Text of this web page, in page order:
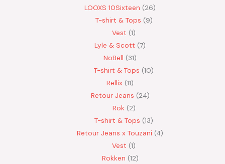
LOOXS 10Sixteen
26
T-shirt & Tops 9
Vest 1
Lyle & Scott 7
NoBell
31
T-shirt & Tops 10
Rellix 11
Retour Jeans 24
Rok 2
T-shirt & Tops 13
Retour Jeans x Touzani 4
Vest 1
Rokken 12